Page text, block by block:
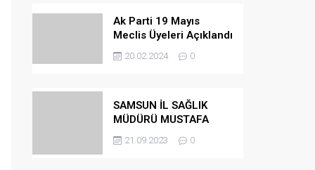
Ak Parti 19 Mayıs
Meclis Üyeleri Açıklandı
20.02.2024 0
SAMSUN İL SAĞLIK
MÜDÜRÜ MUSTAFA
URAS OLDU
21.09.2023 0